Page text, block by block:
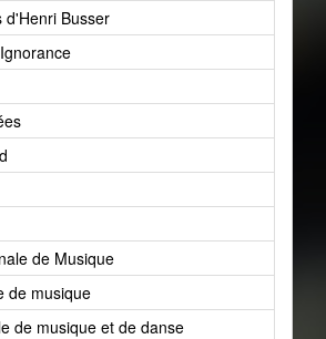
d'Henri Busser
de Musique
de musique
de musique et de danse